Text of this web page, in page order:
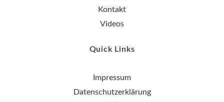
Kontakt
Videos
Quick Links
Impressum
Datenschutzerklärung